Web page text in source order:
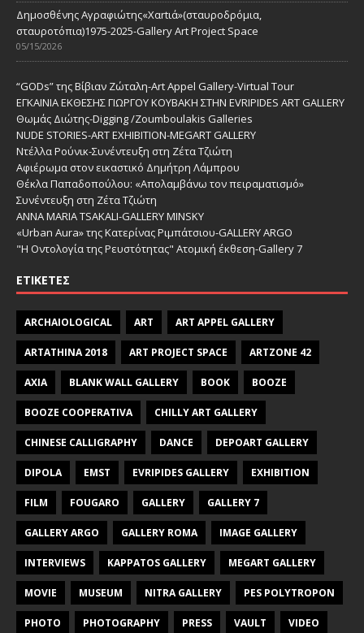
Δημοσθένης Αγραφιώτης«Xαrtιά»(σταυροδρόμια,
σταυροτόπια)1975-2025-Gallery Art Project Space
05/15/2026
“GODs” της Βίβιαν Ζώταλη-Art Appel Gallery-Virtual Tour
ΕΓΚΑΙΝΙΑ ΕΚΘΕΣΗΣ ΓΙΩΡΓΟΥ ΚΟΥΒΑΚΗ ΣΤΗΝ EVRIPIDES ART GALLERY
Θωμάς Διώτης-Digging /Zoumboulakis Galleries
NUDE STORIES-ΑRT EXHIBITION-MEGART GALLERY
Ντέλλα Ρούνικ-Συνέντευξη στη Ζέτα Τζιώτη
Αφιέρωμα στον εικαστικό Δημήτρη Λάμπρου
Θέκλα Παπαδοπούλου: «Απολαμβάνω τον πειραματισμό»
Συνέντευξη στη Ζέτα Τζιώτη
ANNA MARIA TSAKALI-GALLERY MINSKY
«Urban Aura» της Κατερίνας Ριμπάτσιου-GALLERY ARGO
"Η Οντολογία της Ρευστότητας" Ατομική έκθεση-Gallery 7
ΕΤΙΚΈΤΕΣ
ARCHAIOLOGICAL ART ART APPEL GALLERY
ARTATHINA 2018 ART PROJECT SPACE ARTZONE 42
AXIA BLANK WALL GALLERY BOOK BOOZE
BOOZE COOPERATIVA CHILLY ART GALLERY
CHINESE CALLIGRAPHY DANCE DEPOART GALLERY
DIPOLA EMST EVRIPIDES GALLERY EXHIBITION
FILM FOUGARO GALLERY GALLERY 7
GALLERY ARGO GALLERY ROMA IMAGE GALLERY
INTERVIEWS KAPPATOS GALLERY MEGART GALLERY
MOVIE MUSEUM NITRA GALLERY PES POLYTROPON
PHOTO PHOTOGRAPHY PRESS VAULT VIDEO